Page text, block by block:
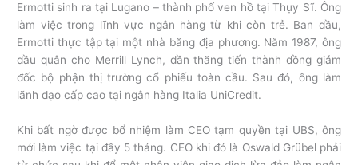
Ermotti sinh ra tại Lugano – thành phố ven hồ tại Thụy Sĩ. Ông
làm việc trong lĩnh vực ngân hàng từ khi còn trẻ. Ban đầu,
Ermotti thực tập tại một nhà băng địa phương. Năm 1987, ông
đầu quân cho Merrill Lynch, dần thăng tiến thành đồng giám
đốc bộ phận thị trường cổ phiếu toàn cầu. Sau đó, ông làm
lãnh đạo cấp cao tại ngân hàng Italia UniCredit.
Khi bất ngờ được bổ nhiệm làm CEO tạm quyền tại UBS, ông
mới làm việc tại đây 5 tháng. CEO khi đó là Oswald Grübel phải